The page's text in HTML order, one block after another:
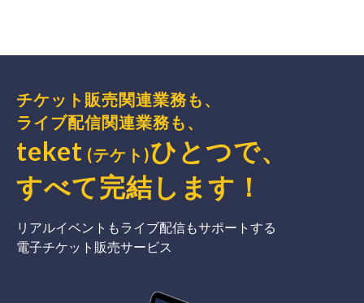
チケット販売関連業務も、
ライブ配信関連業務も、
teket (テケト)ひとつで、
すべて完結 します ！
リアルイベントもライブ配信もサポートする
電子チケット販売サービス